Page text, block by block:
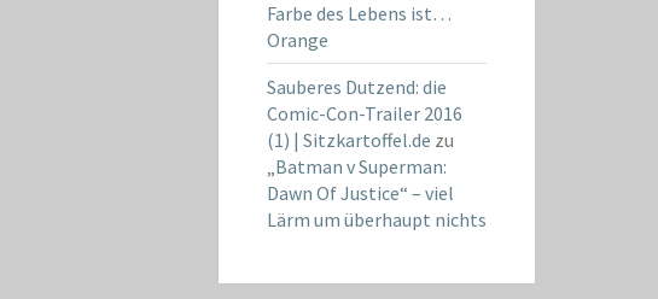
Farbe des Lebens ist…
Orange
Sauberes Dutzend: die
Comic-Con-Trailer 2016
(1) | Sitzkartoffel.de zu
„Batman v Superman:
Dawn Of Justice“ – viel
Lärm um überhaupt nichts